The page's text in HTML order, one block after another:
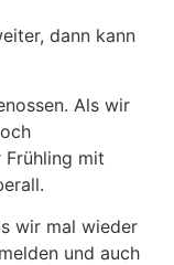
dann kann
Als wir
Frühling mit
wir mal wieder
und auch